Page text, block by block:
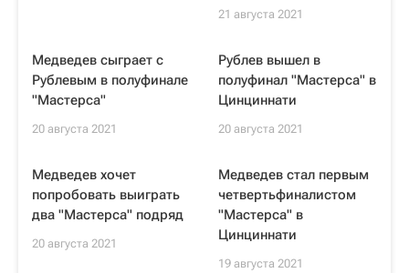
21 августа 2021
Медведев сыграет с
Рублевым в полуфинале
"Мастерса"
20 августа 2021
Рублев вышел в
полуфинал "Мастерса" в
Цинциннати
20 августа 2021
Медведев хочет
попробовать выиграть
два "Мастерса" подряд
20 августа 2021
Медведев стал первым
четвертьфиналистом
"Мастерса" в
Цинциннати
19 августа 2021